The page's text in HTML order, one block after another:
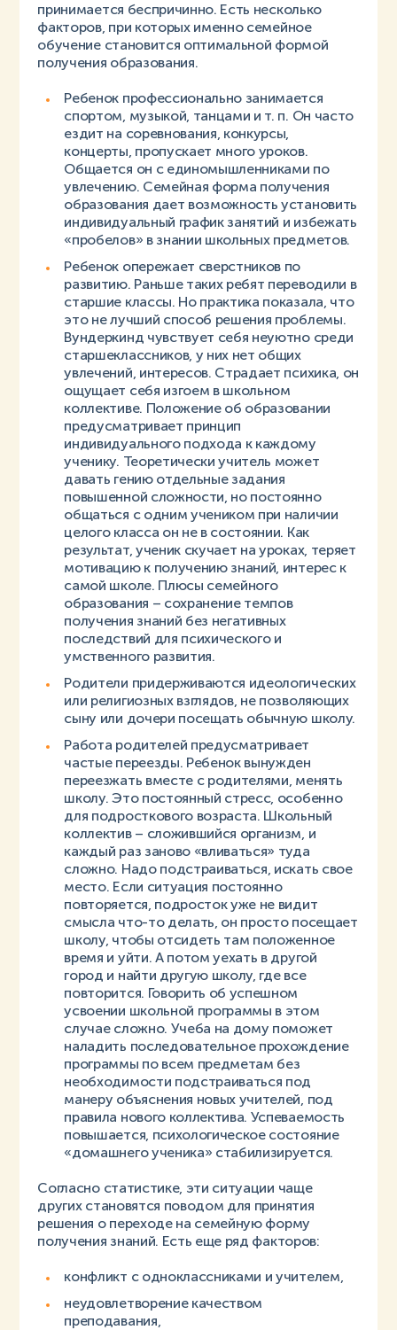
принимается беспричинно. Есть несколько
факторов, при которых именно семейное
обучение становится оптимальной формой
получения образования.
Ребенок профессионально занимается
спортом, музыкой, танцами и т. п. Он часто
ездит на соревнования, конкурсы,
концерты, пропускает много уроков.
Общается он с единомышленниками по
увлечению. Семейная форма получения
образования дает возможность установить
индивидуальный график занятий и избежать
«пробелов» в знании школьных предметов.
Ребенок опережает сверстников по
развитию. Раньше таких ребят переводили в
старшие классы. Но практика показала, что
это не лучший способ решения проблемы.
Вундеркинд чувствует себя неуютно среди
старшеклассников, у них нет общих
увлечений, интересов. Страдает психика, он
ощущает себя изгоем в школьном
коллективе. Положение об образовании
предусматривает принцип
индивидуального подхода к каждому
ученику. Теоретически учитель может
давать гению отдельные задания
повышенной сложности, но постоянно
общаться с одним учеником при наличии
целого класса он не в состоянии. Как
результат, ученик скучает на уроках, теряет
мотивацию к получению знаний, интерес к
самой школе. Плюсы семейного
образования – сохранение темпов
получения знаний без негативных
последствий для психического и
умственного развития.
Родители придерживаются идеологических
или религиозных взглядов, не позволяющих
сыну или дочери посещать обычную школу.
Работа родителей предусматривает
частые переезды. Ребенок вынужден
переезжать вместе с родителями, менять
школу. Это постоянный стресс, особенно
для подросткового возраста. Школьный
коллектив – сложившийся организм, и
каждый раз заново «вливаться» туда
сложно. Надо подстраиваться, искать свое
место. Если ситуация постоянно
повторяется, подросток уже не видит
смысла что-то делать, он просто посещает
школу, чтобы отсидеть там положенное
время и уйти. А потом уехать в другой
город и найти другую школу, где все
повторится. Говорить об успешном
усвоении школьной программы в этом
случае сложно. Учеба на дому поможет
наладить последовательное прохождение
программы по всем предметам без
необходимости подстраиваться под
манеру объяснения новых учителей, под
правила нового коллектива. Успеваемость
повышается, психологическое состояние
«домашнего ученика» стабилизируется.
Согласно статистике, эти ситуации чаще
других становятся поводом для принятия
решения о переходе на семейную форму
получения знаний. Есть еще ряд факторов:
конфликт с одноклассниками и учителем,
неудовлетворение качеством
преподавания,